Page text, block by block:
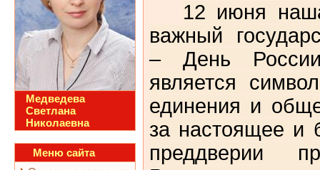
Медведева
Светлана
Николаевна
Меню сайта
12 июня
важный
– День
является
единения и
за настоящее и
преддверии